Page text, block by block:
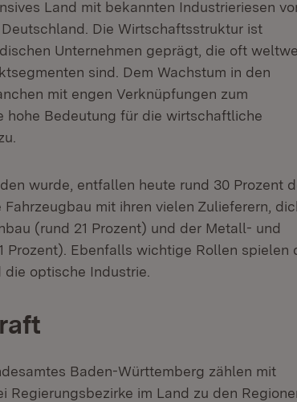
Land mit bekannten Industrieriesen
Die Wirtschaftsstruktur ist
Unternehmen geprägt, die oft
sind. Dem Wachstum in den
mit engen Verknüpfungen zum
hohe Bedeutung für die wirtschaftliche
wurde, entfallen heute rund 30 Prozent
mit ihren vielen Zulieferern,
(rund 21 Prozent) und der Metall- und
Prozent). Ebenfalls wichtige Rollen spielen
optische Industrie.
Baden-Württemberg zählen mit
Regierungsbezirke im Land zu den